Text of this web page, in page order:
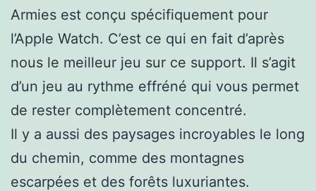
Armies est conçu spécifiquement pour
l’Apple Watch. C’est ce qui en fait d’après
nous le meilleur jeu sur ce support. Il s’agit
d’un jeu au rythme effréné qui vous permet
de rester complètement concentré.
Il y a aussi des paysages incroyables le long
du chemin, comme des montagnes
escarpées et des forêts luxuriantes.